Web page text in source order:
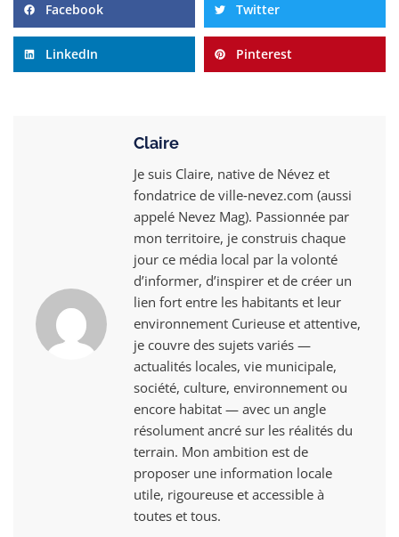
Facebook Twitter
LinkedIn Pinterest
Claire
Je suis Claire, native de Névez et
fondatrice de ville‑nevez.com (aussi
appelé Nevez Mag). Passionnée par
mon territoire, je construis chaque
jour ce média local par la volonté
d’informer, d’inspirer et de créer un
lien fort entre les habitants et leur
environnement Curieuse et attentive,
je couvre des sujets variés —
actualités locales, vie municipale,
société, culture, environnement ou
encore habitat — avec un angle
résolument ancré sur les réalités du
terrain. Mon ambition est de
proposer une information locale
utile, rigoureuse et accessible à
toutes et tous.